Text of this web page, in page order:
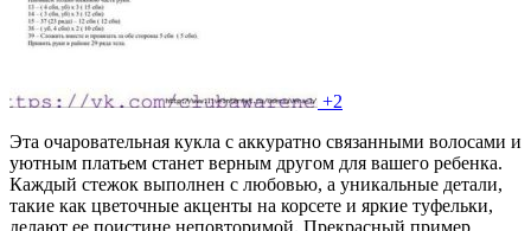
+2
Эта очаровательная кукла с аккуратно связанными волосами и
уютным платьем станет верным другом для вашего ребенка.
Каждый стежок выполнен с любовью, а уникальные детали,
такие как цветочные акценты на корсете и яркие туфельки,
делают ее поистине неповторимой. Прекрасный пример